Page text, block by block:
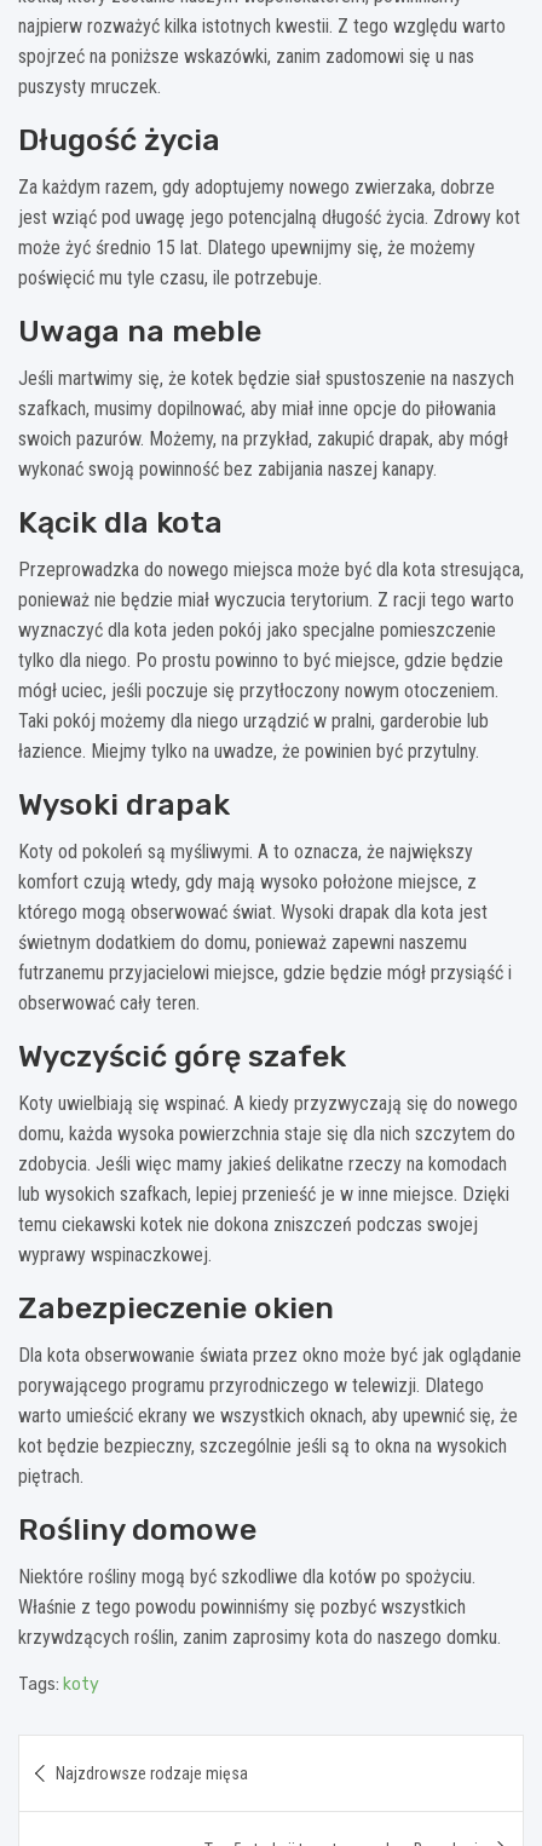
najpierw rozważyć kilka istotnych kwestii. Z tego względu warto
spojrzeć na poniższe wskazówki, zanim zadomowi się u nas
puszysty mruczek.
Długość życia
Za każdym razem, gdy adoptujemy nowego zwierzaka, dobrze
jest wziąć pod uwagę jego potencjalną długość życia. Zdrowy kot
może żyć średnio 15 lat. Dlatego upewnijmy się, że możemy
poświęcić mu tyle czasu, ile potrzebuje.
Uwaga na meble
Jeśli martwimy się, że kotek będzie siał spustoszenie na naszych
szafkach, musimy dopilnować, aby miał inne opcje do piłowania
swoich pazurów. Możemy, na przykład, zakupić drapak, aby mógł
wykonać swoją powinność bez zabijania naszej kanapy.
Kącik dla kota
Przeprowadzka do nowego miejsca może być dla kota stresująca,
ponieważ nie będzie miał wyczucia terytorium. Z racji tego warto
wyznaczyć dla kota jeden pokój jako specjalne pomieszczenie
tylko dla niego. Po prostu powinno to być miejsce, gdzie będzie
mógł uciec, jeśli poczuje się przytłoczony nowym otoczeniem.
Taki pokój możemy dla niego urządzić w pralni, garderobie lub
łazience. Miejmy tylko na uwadze, że powinien być przytulny.
Wysoki drapak
Koty od pokoleń są myśliwymi. A to oznacza, że ​​największy
komfort czują wtedy, gdy mają wysoko położone miejsce, z
którego mogą obserwować świat. Wysoki drapak dla kota jest
świetnym dodatkiem do domu, ponieważ zapewni naszemu
futrzanemu przyjacielowi miejsce, gdzie będzie mógł przysiąść i
obserwować cały teren.
Wyczyścić górę szafek
Koty uwielbiają się wspinać. A kiedy przyzwyczają się do nowego
domu, każda wysoka powierzchnia staje się dla nich szczytem do
zdobycia. Jeśli więc mamy jakieś delikatne rzeczy na komodach
lub wysokich szafkach, lepiej przenieść je w inne miejsce. Dzięki
temu ciekawski kotek nie dokona zniszczeń podczas swojej
wyprawy wspinaczkowej.
Zabezpieczenie okien
Dla kota obserwowanie świata przez okno może być jak oglądanie
porywającego programu przyrodniczego w telewizji. Dlatego
warto umieścić ekrany we wszystkich oknach, aby upewnić się, że
kot będzie bezpieczny, szczególnie jeśli są to okna na wysokich
piętrach.
Rośliny domowe
Niektóre rośliny mogą być szkodliwe dla kotów po spożyciu.
Właśnie z tego powodu powinniśmy się pozbyć wszystkich
krzywdzących roślin, zanim zaprosimy kota do naszego domku.
Tags: koty
wpisu
Najzdrowsze rodzaje mięsa